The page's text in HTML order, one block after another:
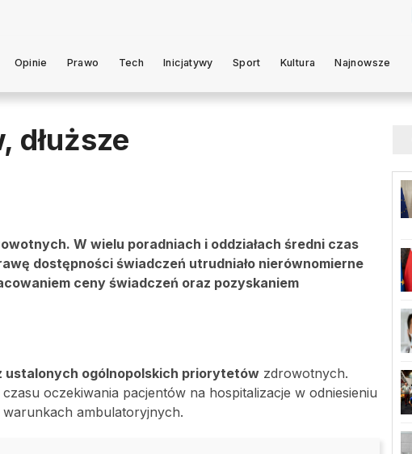
Opinie Prawo Tech Inicjatywy Sport Kultura Najnowsze
dłuższe
W wielu poradniach i oddziałach średni czas
dostępności świadczeń utrudniało nierównomierne
ceny świadczeń oraz pozyskaniem
ustalonych ogólnopolskich priorytetów zdrowotnych.
oczekiwania pacjentów na hospitalizacje w odniesieniu
ambulatoryjnych.